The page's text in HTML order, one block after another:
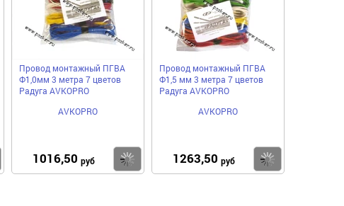
Купить
Провод монтажный ПГВА
Ф1,0мм 3 метра 7 цветов
Радуга AVKOPRO
AVKOPRO
1016,50 руб Купить
Провод монтажный ПГВА
Ф1,5 мм 3 метра 7 цветов
Радуга AVKOPRO
AVKOPRO
1263,50 руб